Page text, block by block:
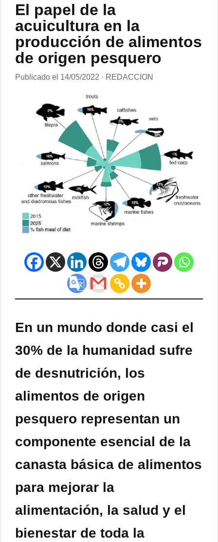
El papel de la
acuicultura en la
producción de alimentos
de origen pesquero
Publicado el 14/05/2022 · REDACCION
En un mundo donde casi el
30% de la humanidad sufre
de desnutrición, los
alimentos de origen
pesquero representan un
componente esencial de la
canasta básica de alimentos
para mejorar la
alimentación, la salud y el
bienestar de toda la